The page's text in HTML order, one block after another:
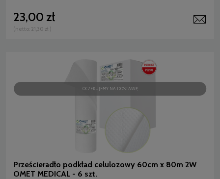
23,00 zł
(netto: 21,30 zł )
Prześcieradło podkład celulozowy 60cm x 80m 2W
OMET MEDICAL - 6 szt.
OCZEKUJEMY NA DOSTAWĘ